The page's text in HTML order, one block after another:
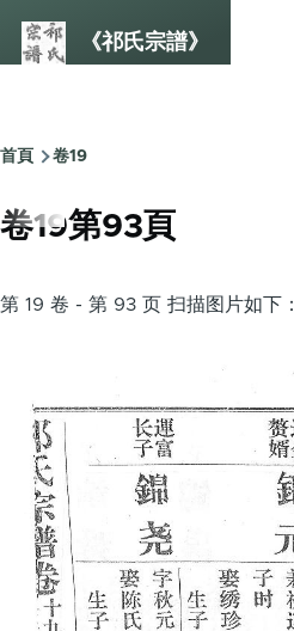
《祁氏宗譜》
Breadcrumb
首頁 卷19
卷19第93頁
第 19 卷 - 第 93 页 扫描图片如下：